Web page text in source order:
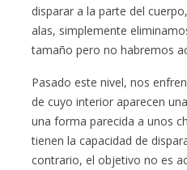
disparar a la parte del
alas, simplemente
tamaño pero no habremos
Pasado este nivel, nos
de cuyo interior aparecen
una forma parecida a unos
tienen la capacidad de
contrario, el objetivo no es